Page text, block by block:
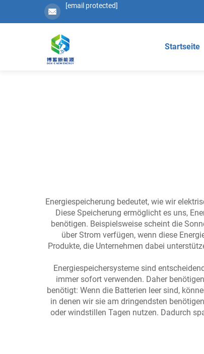
[email protected]
Startseite
Energiespeicherung bedeutet, wie wir
Diese Speicherung ermöglicht es uns,
benötigen. Beispielsweise scheint die
über Strom verfügen, wenn diese
Produkte, die Unternehmen dabei
Energiespeichersysteme sind
immer sofort verwenden. Daher
benötigt: Wenn die Batterien leer sind,
in denen wir sie am dringendsten
oder windstillen Tagen nutzen. Dadurch